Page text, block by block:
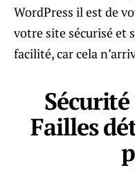
WordPress il est de
votre site sécurisé et
facilité, car cela
Failles